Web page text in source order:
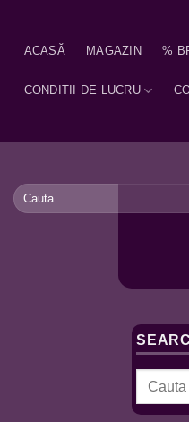
contentACASĂ MAGAZIN %
CONDITII DE LUCRU
Caută
după:
Caută